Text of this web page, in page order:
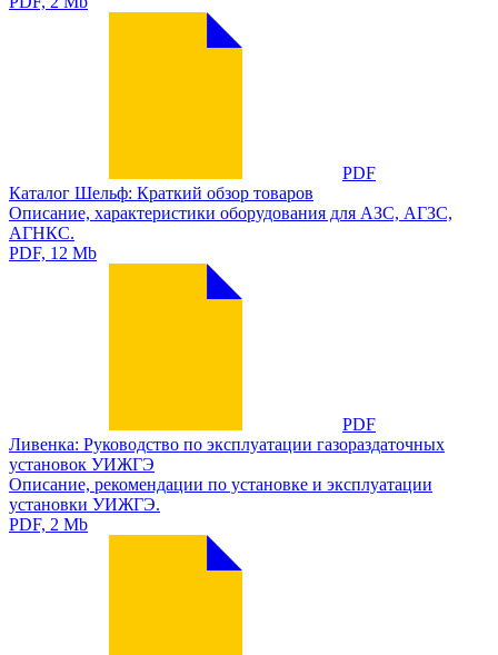
PDF
Каталог Шельф: Краткий обзор товаров
Описание, характеристики оборудования для АЗС, АГЗС,
АГНКС.
PDF, 12 Mb
PDF
Ливенка: Руководство по эксплуатации газораздаточных
установок УИЖГЭ
Описание, рекомендации по установке и эксплуатации
установки УИЖГЭ.
PDF, 2 Mb